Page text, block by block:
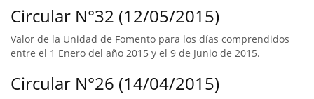
Circular N°32 (12/05/2015)
Valor de la Unidad de Fomento para los días comprendidos
entre el 1 Enero del año 2015 y el 9 de Junio de 2015.
Circular N°26 (14/04/2015)